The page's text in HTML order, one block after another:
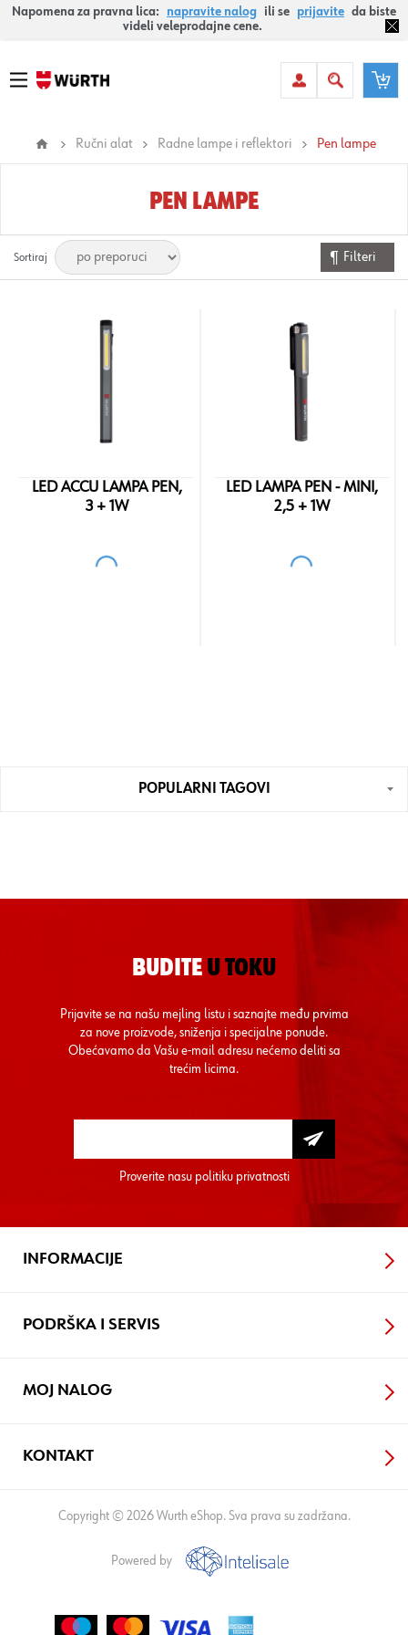
Napomena za pravna lica: napravite nalog ili se prijavite da biste
videli veleprodajne cene.
Ručni alat Radne lampe i reflektori Pen lampe
PEN LAMPE
Sortiraj Filteri
LED ACCU LAMPA PEN,
3 + 1W
LED LAMPA PEN - MINI,
2,5 + 1W
POPULARNI TAGOVI
BUDITE U TOKU
Prijavite se na našu mejling listu i saznajte među prvima
za nove proizvode, sniženja i specijalne ponude.
Obećavamo da Vašu e-mail adresu nećemo deliti sa
trećim licima.
Proverite nasu politiku privatnosti
INFORMACIJE
PODRŠKA I SERVIS
MOJ NALOG
KONTAKT
Copyright © 2026 Wurth eShop. Sva prava su zadržana.
Powered by